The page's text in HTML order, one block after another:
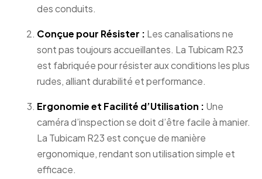
des conduits.
Conçue pour Résister : Les canalisations ne
sont pas toujours accueillantes. La Tubicam R23
est fabriquée pour résister aux conditions les plus
rudes, alliant durabilité et performance.
Ergonomie et Facilité d’Utilisation : Une
caméra d’inspection se doit d’être facile à manier.
La Tubicam R23 est conçue de manière
ergonomique, rendant son utilisation simple et
efficace.